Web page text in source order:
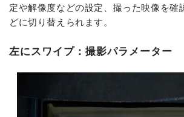
定や解像度などの設定、撮った映像を確
どに切り替えられます。
左にスワイプ：撮影パラメーター